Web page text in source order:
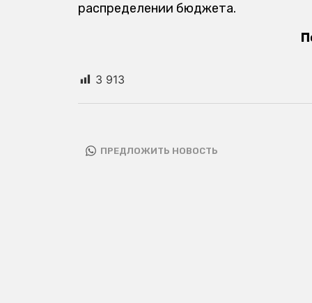
распределении бюджета.
3 913
ПРЕДЛОЖИТЬ НОВОСТЬ